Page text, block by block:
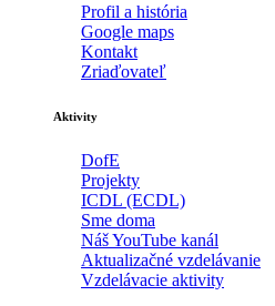
Profil a história
Google maps
Kontakt
Zriaďovateľ
Aktivity
DofE
Projekty
ICDL (ECDL)
Sme doma
Náš YouTube kanál
Aktualizačné vzdelávanie
Vzdelávacie aktivity